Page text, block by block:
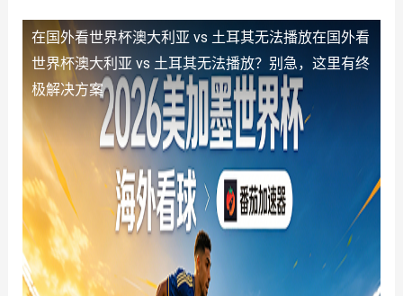
在国外看世界杯澳大利亚 vs 土耳其无法播放在国外看
世界杯澳大利亚 vs 土耳其无法播放？别急，这里有终
极解决方案